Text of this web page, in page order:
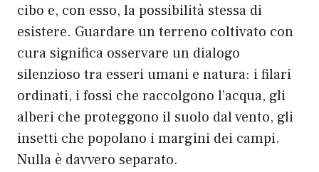
cibo e, con esso, la possibilità stessa di
esistere. Guardare un terreno coltivato con
cura significa osservare un dialogo
silenzioso tra esseri umani e natura: i filari
ordinati, i fossi che raccolgono l’acqua, gli
alberi che proteggono il suolo dal vento, gli
insetti che popolano i margini dei campi.
Nulla è davvero separato.